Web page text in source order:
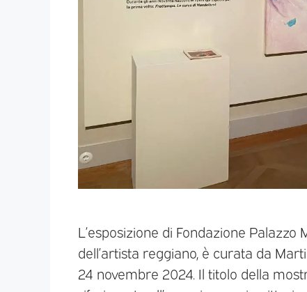
L’esposizione di Fondazione
dell’artista reggiano, è curata da
24 novembre 2024. Il titolo della